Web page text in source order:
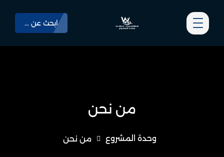
ابحث عن ...
من نحن
وحدة المشروع من نحن